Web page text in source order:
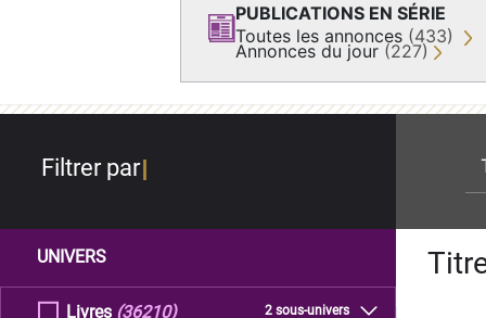
PUBLICATIONS EN SÉRIE
Toutes les annonces (433)
Annonces du jour (227)
Filtrer par
UNIVERS
Livres 2 sous-univers
(36210)